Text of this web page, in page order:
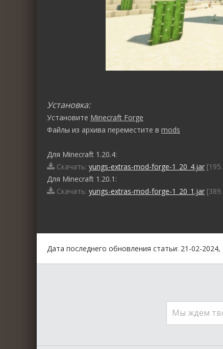
Установка:
Установите Minecraft Forge
Файлы из архива переместите в mods
Для Minecraft 1.20.4:
Скачать: yungs-extras-mod-forge-1_20_4.jar
Для Minecraft 1.20.1:
Скачать: yungs-extras-mod-forge-1_20_1.jar
Дата последнего обновления статьи: 21-02-2024,
Мы ждем